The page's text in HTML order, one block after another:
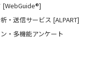
[WebGuide®]
・送信サービス [ALPART]
・多機能アンケート